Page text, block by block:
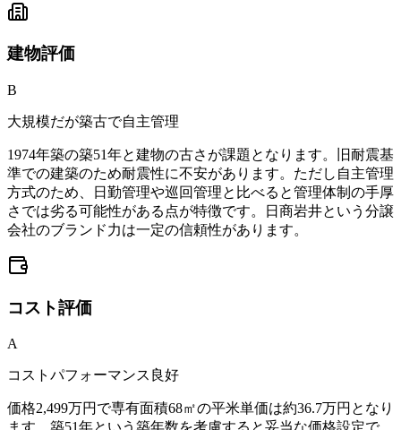
建物評価
B
大規模だが築古で自主管理
1974年築の築51年と建物の古さが課題となります。旧耐震基
準での建築のため耐震性に不安があります。ただし自主管理
方式のため、日勤管理や巡回管理と比べると管理体制の手厚
さでは劣る可能性がある点が特徴です。日商岩井という分譲
会社のブランド力は一定の信頼性があります。
コスト評価
A
コストパフォーマンス良好
価格2,499万円で専有面積68㎡の平米単価は約36.7万円となり